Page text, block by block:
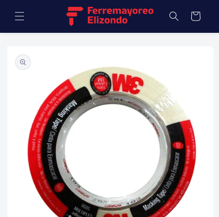
directamente
al contenido
Carrito
a la
información